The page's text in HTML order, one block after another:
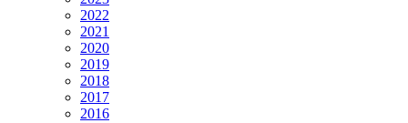
2022
2021
2020
2019
2018
2017
2016